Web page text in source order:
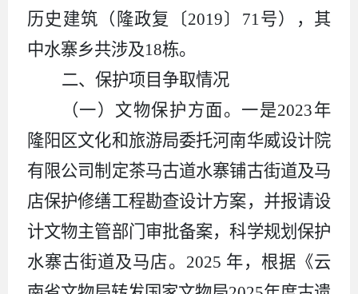
历史建筑（隆政复
〔2019〕 71号）， 其
中水寨乡共涉及18栋。
二、保护项目争取情况
（一）文物保护方面。 一是2023年
隆阳区文化和旅游局委托河南华威设计院
有限公司制定茶马古道水寨铺古街道及马
店保护修缮工程勘查设计方案，并报请设
计文物主管部门审批备案，科学规划保护
水寨古街道及马店。2025 年，根据《云